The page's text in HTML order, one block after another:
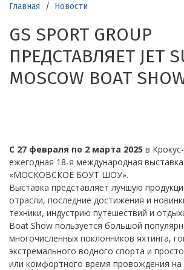
Строка
навигации
Главная Новости
GS SPORT GROUP
ПРЕДСТАВЛЯЕТ JET
MOSCOW BOAT
С 27 февраля по 2 марта 2025 в
ежегодная 18-я международная
«МОСКОВСКОЕ БОУТ ШОУ».
Выставка представляет лучшую
отрасли, последние достижения­ и
техники, индустрию путешествий и
Boat Show пользуется большой
многочисленных поклонников яхтинга,
экстремального водного спорта и
или комфортного время провождения на